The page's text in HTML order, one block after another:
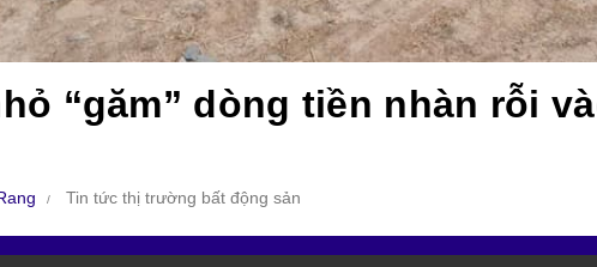
“găm” dòng tiền nhàn rỗi
Tin tức thị trường bất động sản